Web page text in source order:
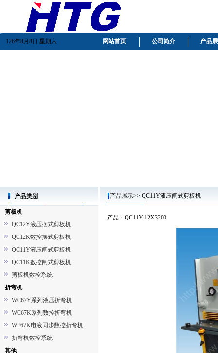
126年8月8日 星期六 网站首页 公司简介 产品
产品类别
剪板机
QC12Y液压摆式剪板机
QC12K数控摆式剪板机
QC11Y液压闸式剪板机
QC11K数控闸式剪板机
剪板机数控系统
折弯机
WC67Y系列液压折弯机
WC67K系列数控折弯机
WE67K电液同步数控折弯机
折弯机数控系统
其他
产品展示>> QC11Y液压闸式剪板机
产品：QC11Y 12X3200